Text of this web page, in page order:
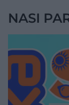
NASI